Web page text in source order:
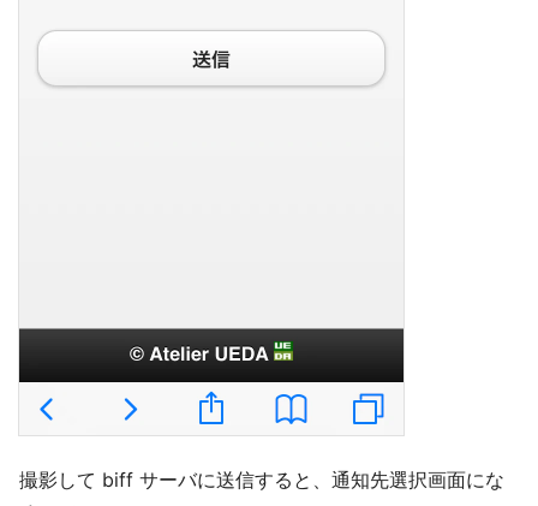
撮影して biff サーバに送信すると、通知先選択画面にな